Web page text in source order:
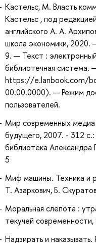
Кастельс, М. Власть
Кастельс , под
английского А. А.
школа экономики,
9. — Текст :
библиотечная система.
https://e.lanbook.com/
00.00.0000). — Режим
пользователей.
Мир современных
будущего, 2007. - 312
библиотека
5
Миф машины. Техника и
Т. Азаркович, Б.
Моральная слепота :
текучей
Надзирать и